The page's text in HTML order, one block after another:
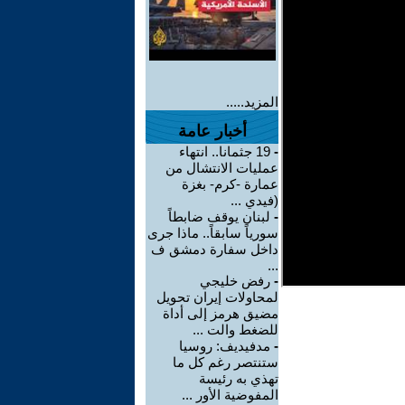
المزيد.....
أخبار عامة
-
19 جثمانا.. انتهاء
عمليات الانتشال من
عمارة -كرم- بغزة
(فيدي ...
- لبنان يوقف ضابطاً
سورياً سابقاً.. ماذا جرى
داخل سفارة دمشق ف
...
- رفض خليجي
لمحاولات إيران تحويل
مضيق هرمز إلى أداة
للضغط والت ...
- مدفيديف: روسيا
ستنتصر رغم كل ما
تهذي به رئيسة
المفوضية الأور ...